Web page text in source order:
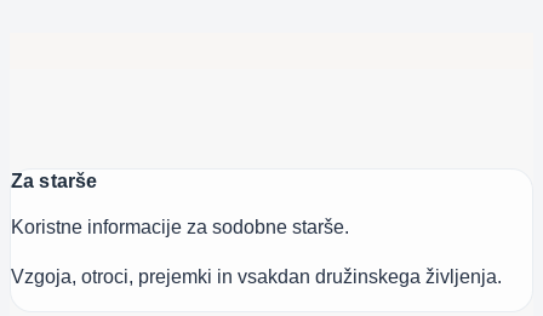
Za starše
Koristne informacije za sodobne starše.
Vzgoja, otroci, prejemki in vsakdan družinskega življenja.